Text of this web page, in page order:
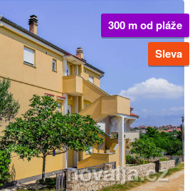
300 m od pláže
Sleva